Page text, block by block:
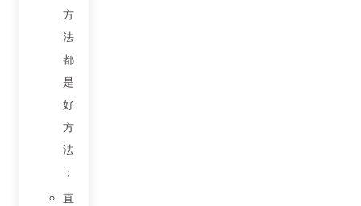
方
法
都
是
好
方
法
；
直